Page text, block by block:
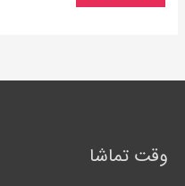
وقت تماشا